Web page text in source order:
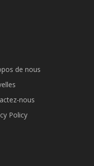
de nous
nous
Policy